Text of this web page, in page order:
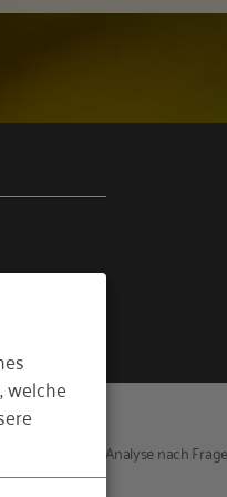
Ergebnisse und Analyse nach
welche